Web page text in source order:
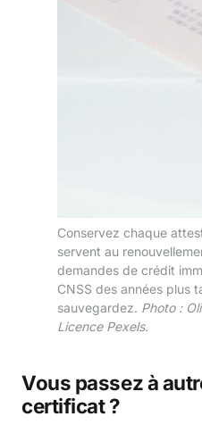
Conservez chaque
servent au
demandes de crédit
CNSS des années plus
sauvegardez. Photo :
Licence Pexels.
Vous passez à
certificat ?